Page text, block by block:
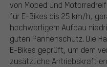
von Moped und
für E-Bikes bis 25 km/h,
hochwertigem Aufbau
guten Pannenschutz. Die
E-Bikes geprüft, um dem
zusätzliche Antriebskraft